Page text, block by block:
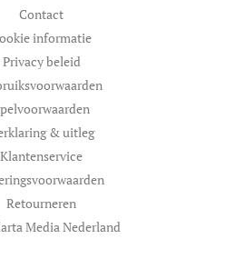
Contact
informatie
Privacy beleid
& uitleg
Klantenservice
Retourneren
Media Nederland